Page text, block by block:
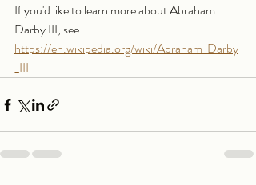
If you'd like to learn more about Abraham
Darby III, see
https://en.wikipedia.org/wiki/Abraham_Darby
_III